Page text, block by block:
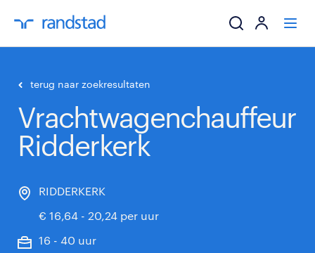
werkgevers
terug naar zoekresultaten
Vrachtwagenchauffeur
Ridderkerk
RIDDERKERK
€ 16,64 - 20,24 per uur
16 - 40 uur